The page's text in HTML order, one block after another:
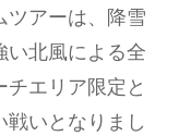
ツアーは、降雪
い北風による全
エリア限定と
いとなりまし